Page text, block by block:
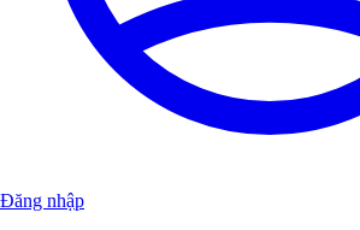
Đăng nhập